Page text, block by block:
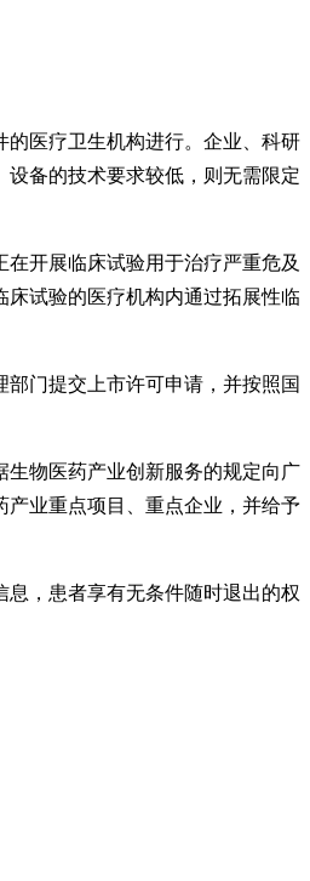
的医疗卫生机构进行。企业、科研
备的技术要求较低，则无需限定
开展临床试验用于治疗严重危及
试验的医疗机构内通过拓展性临
门提交上市许可申请，并按照国
物医药产业创新服务的规定向广
业重点项目、重点企业，并给予
，患者享有无条件随时退出的权